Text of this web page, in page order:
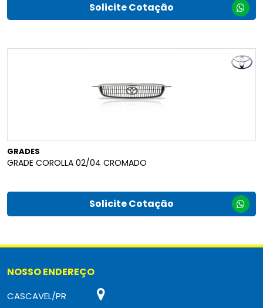
Solicite Cotação
GRADES
GRADE COROLLA 02/04 CROMADO
Solicite Cotação
NOSSO ENDEREÇO
CASCAVEL/PR